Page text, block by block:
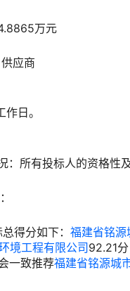
万元
应商
作日。
：所有投标人的资格性
得分如下： 福建省铭源
境工程有限公司92.21分
一致推荐福建省铭源城